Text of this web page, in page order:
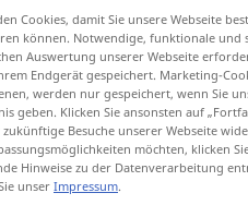
Cookies, damit Sie unsere Webseite
können. Notwendige, funktionale und
Auswertung unserer Webseite
Endgerät gespeichert. Marketing-
werden nur gespeichert, wenn Sie
geben. Klicken Sie ansonsten auf
Besuche unserer Webseite
möchten, klicken
Hinweise zu der Datenverarbeitung
unser Impressum.